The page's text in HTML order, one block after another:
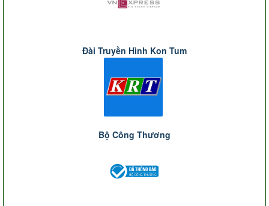
Đài Truyền Hình Kon Tum
Bộ Công Thương